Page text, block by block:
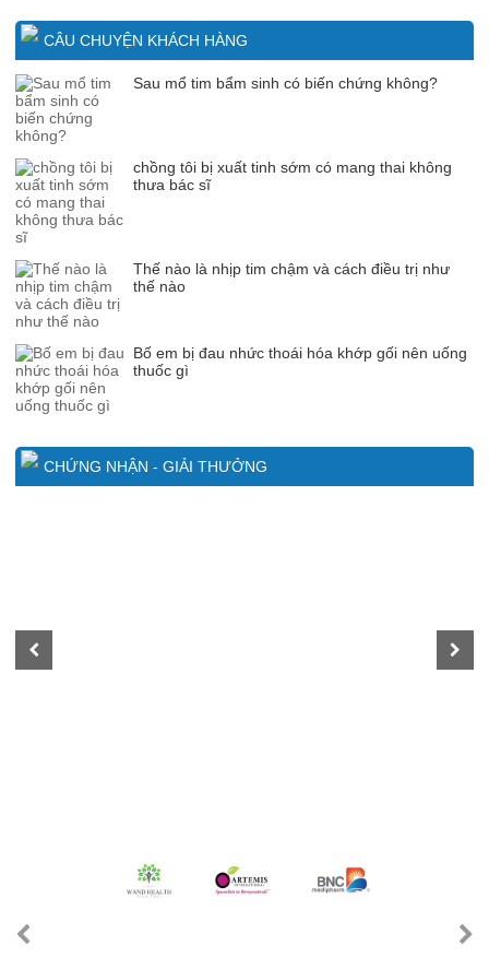
CÂU CHUYỆN KHÁCH HÀNG
Sau mổ tim bẩm sinh có biến chứng không?
chồng tôi bị xuất tinh sớm có mang thai không
thưa bác sĩ
Thế nào là nhịp tim chậm và cách điều trị như
thế nào
Bố em bị đau nhức thoái hóa khớp gối nên uống
thuốc gì
CHỨNG NHẬN - GIẢI THƯỞNG